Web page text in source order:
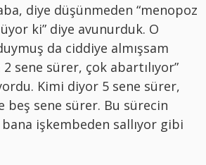
diye düşünmeden “menopoz
ki” diye avunurduk. O
da ciddiye almışsam
2 sene sürer, çok abartılıyor”
Kimi diyor 5 sene sürer,
sene sürer. Bu sürecin
işkembeden sallıyor gibi